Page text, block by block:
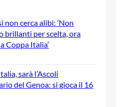
non cerca alibi: ‘Non
brillanti per scelta, ora
Coppa Italia’
sarà l’Ascoli
del Genoa: si gioca il 16